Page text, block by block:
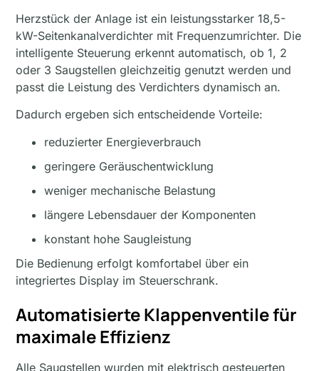
Herzstück der Anlage ist ein leistungsstarker 18,5-
kW-Seitenkanalverdichter mit Frequenzumrichter. Die
intelligente Steuerung erkennt automatisch, ob 1, 2
oder 3 Saugstellen gleichzeitig genutzt werden und
passt die Leistung des Verdichters dynamisch an.
Dadurch ergeben sich entscheidende Vorteile:
reduzierter Energieverbrauch
geringere Geräuschentwicklung
weniger mechanische Belastung
längere Lebensdauer der Komponenten
konstant hohe Saugleistung
Die Bedienung erfolgt komfortabel über ein
integriertes Display im Steuerschrank.
Automatisierte Klappenventile für
maximale Effizienz
Alle Saugstellen wurden mit elektrisch gesteuerten